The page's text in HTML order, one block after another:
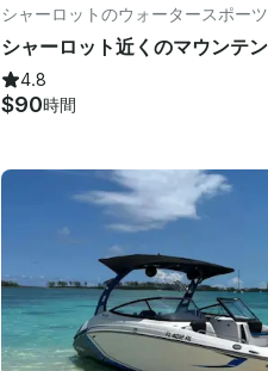
シャーロットのウォータースポーツ
4.8
$90時間